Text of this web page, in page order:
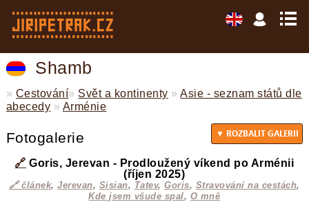
Shamb
» Cestování» Svět a kontinenty » Asie - seznam států dle
abecedy » Arménie
Fotogalerie
🔗 Goris, Jerevan - Prodloužený víkend po Arménii
(říjen 2025)
🔗 článek,Jerevan, Sisian, Tatev,Goris, Stravování na cestách,
Kde jsem všude spal, O mně